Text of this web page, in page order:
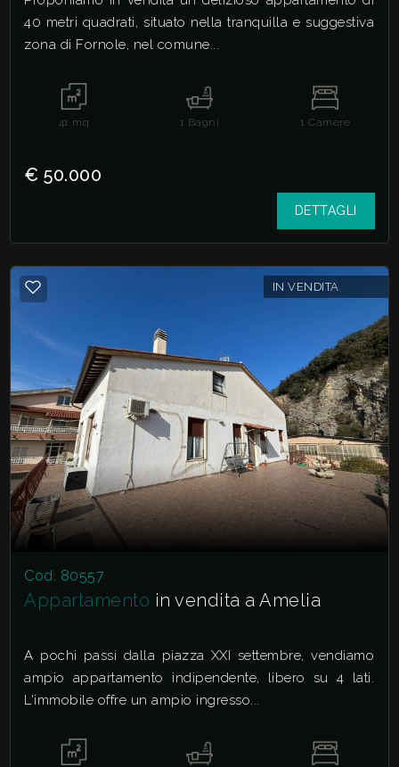
40 metri quadrati, situato nella tranquilla e suggestiva
zona di Fornole, nel comune...
41 mq 1 Bagni 1 Camere
€ 50.000
DETTAGLI
IN VENDITA
Cod. 80557
Appartamento in vendita a Amelia
A pochi passi dalla piazza XXI settembre, vendiamo
ampio appartamento indipendente, libero su 4 lati.
L'immobile offre un ampio ingresso...